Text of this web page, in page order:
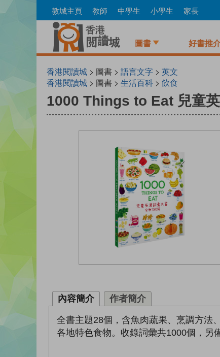
to
教城主頁 教師 中學生 小學生 家長
圖書 好書推
香港閱讀城 > 圖書 > 語言文字 > 英文
香港閱讀城 > 圖書 > 生活百科 > 飲食
1000 Things to Eat 兒童
內容簡介 作者簡介
全書主題28個，含魚肉蔬果、烹調方法
各地特色食物。收錄詞彙共1000個，另